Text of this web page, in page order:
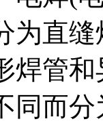
为直
焊管
同而